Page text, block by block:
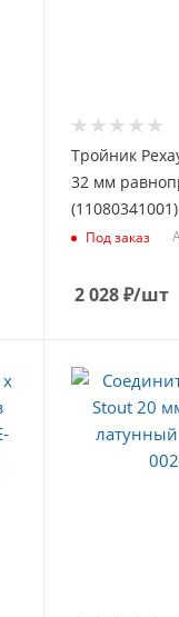
Тройник
32 мм
(11080341001)
Под заказ
2 028₽/шт